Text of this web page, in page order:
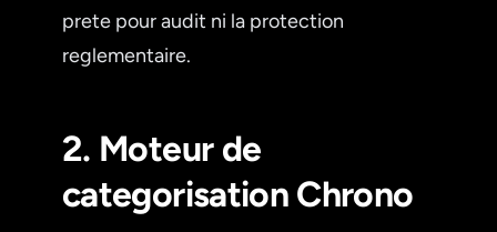
prete pour audit ni la protection
reglementaire.
2. Moteur de
categorisation Chrono